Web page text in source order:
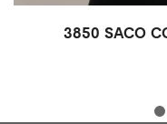
3850 SACO